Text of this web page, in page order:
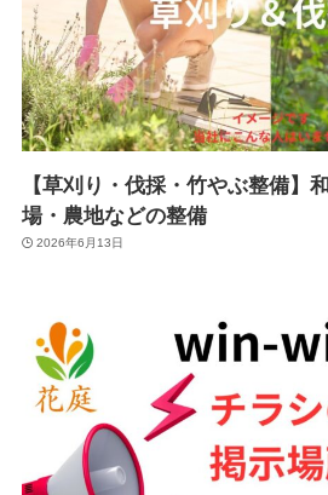
【草刈り・伐採・竹やぶ整備】
場・農地などの整備
2026年6月13日